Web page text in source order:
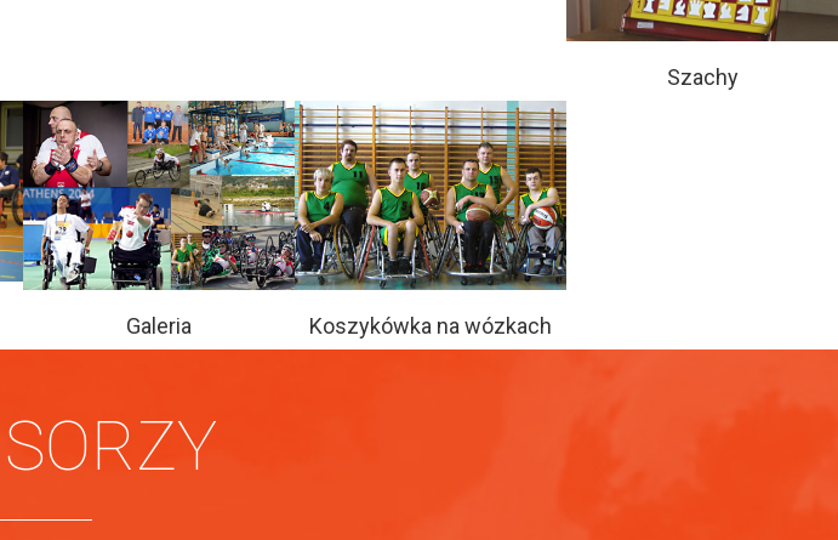
Szachy
Galeria Koszykówka na wózkach